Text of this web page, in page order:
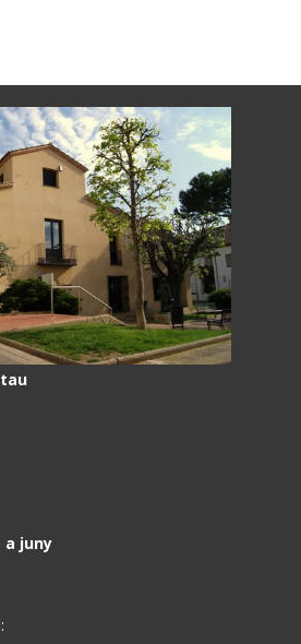
a juny